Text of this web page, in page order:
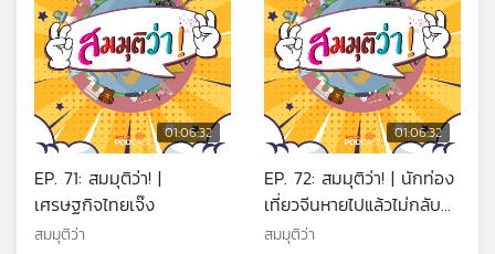
01:06:32
EP. 71: สมมุติว่า! |
เศรษฐกิจไทยเจ๊ง
สมมุติว่า
01:06:32
EP. 72: สมมุติว่า! | นักท่อง
เที่ยวจีนหายไปแล้วไม่กลับมา
!!
สมมุติว่า